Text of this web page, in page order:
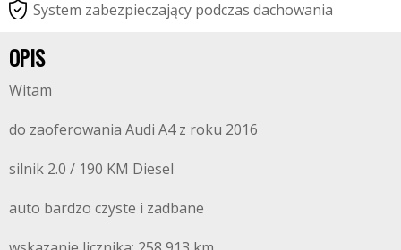
System zabezpieczający podczas dachowania
OPIS
Witam
do zaoferowania Audi A4 z roku 2016
silnik 2.0 / 190 KM Diesel
auto bardzo czyste i zadbane